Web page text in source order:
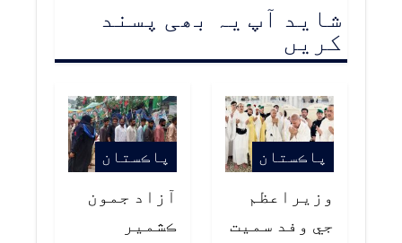
شاید آپ یہ بھی پسند
کریں
پاڪستان
وزيراعظم
جي وفد سميت
پاڪستان
آزاد جمون
ڪشمير